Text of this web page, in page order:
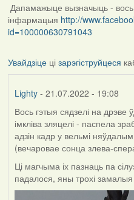
Дапамажыце вызначыць - вось
інфармацыя http://
id=100000630791043
Увайдзіцеці зарэгіструйцеся
Lighty- 21.07.2022 - 19:08
Вось гэтыя сядзелі на дрэве
імкліва зляцелі - паспела
адзін кадр у вельмі
(вечаровае сонца злева-
Ці магчыма іх пазнаць па
падалося, яны трохі